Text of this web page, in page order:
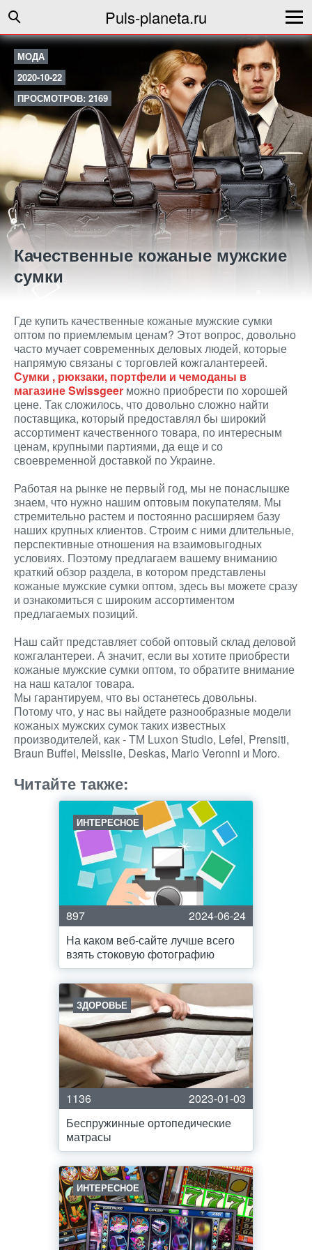
Puls-planeta.ru
МОДА
2020-10-22
ПРОСМОТРОВ: 2169
Качественные кожаные мужские
сумки
Где купить качественные кожаные мужские сумки
оптом по приемлемым ценам? Этот вопрос, довольно
часто мучает современных деловых людей, которые
напрямую связаны с торговлей кожгалантереей.
Сумки , рюкзаки, портфели и чемоданы в
магазине Swissgeer можно приобрести по хорошей
цене. Так сложилось, что довольно сложно найти
поставщика, который предоставлял бы широкий
ассортимент качественного товара, по интересным
ценам, крупными партиями, да еще и со
своевременной доставкой по Украине.
Работая на рынке не первый год, мы не понаслышке
знаем, что нужно нашим оптовым покупателям. Мы
стремительно растем и постоянно расширяем базу
наших крупных клиентов. Строим с ними длительные,
перспективные отношения на взаимовыгодных
условиях. Поэтому предлагаем вашему вниманию
краткий обзор раздела, в котором представлены
кожаные мужские сумки оптом, здесь вы можете сразу
и ознакомиться с широким ассортиментом
предлагаемых позиций.
Наш сайт представляет собой оптовый склад деловой
кожгалантереи. А значит, если вы хотите приобрести
кожаные мужские сумки оптом, то обратите внимание
на наш каталог товара.
Мы гарантируем, что вы останетесь довольны.
Потому что, у нас вы найдете разнообразные модели
кожаных мужских сумок таких известных
производителей, как - ТМ Luxon Studio, Lefel, Prensiti,
Braun Buffel, Meisslie, Deskas, Mario Veronni и Moro.
Читайте также:
ИНТЕРЕСНОЕ
897
2024-06-24
На каком веб-сайте лучше всего
взять стоковую фотографию
ЗДОРОВЬЕ
1136
2023-01-03
Беспружинные ортопедические
матрасы
ИНТЕРЕСНОЕ